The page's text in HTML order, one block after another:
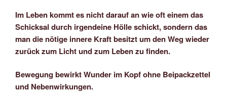
Im Leben kommt es nicht darauf an wie oft einem das
Schicksal durch irgendeine Hölle schickt, sondern das
man die nötige innere Kraft besitzt um den Weg wieder
zurück zum Licht und zum Leben zu finden.
Bewegung bewirkt Wunder im Kopf ohne Beipackzettel
und Nebenwirkungen.